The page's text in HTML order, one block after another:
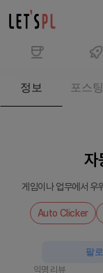
서
자
게임이나 업무에서 우
Auto Clicker
익명 리뷰
팔
정보 포스팅